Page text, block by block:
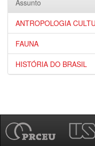
Assunto
ANTROPOLOGIA
FAUNA
HISTÓRIA DO BRASIL